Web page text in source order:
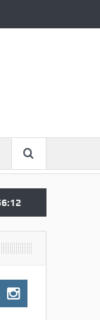
di S. Chiara per